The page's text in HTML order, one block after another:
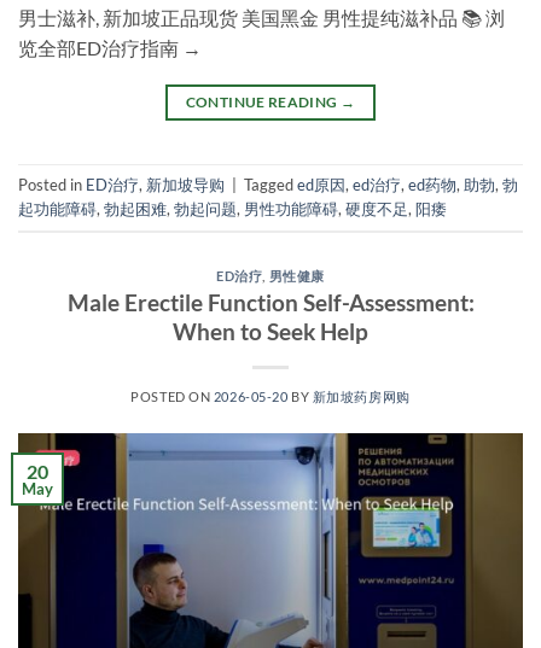
男士滋补, 新加坡正品现货 美国黑金 男性提纯滋补品 📚 浏
览全部ED治疗指南 →
CONTINUE READING →
Posted in ED治疗, 新加坡导购 Taggeded原因, ed治疗, ed药物, 助勃, 勃
起功能障碍, 勃起困难, 勃起问题, 男性功能障碍, 硬度不足, 阳痿
ED治疗 男性健康
Male Erectile Function Self-Assessment:
When to Seek Help
POSTED ON 2026-05-20 BY 新加坡药房网购
20
May